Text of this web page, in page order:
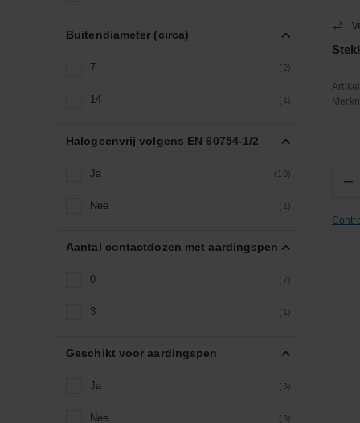
Buitendiameter (circa)
7 (2)
14 (1)
Halogeenvrij volgens EN 60754-1/2
Ja (10)
Nee (1)
Aantal contactdozen met aardingspen
0 (7)
3 (1)
Geschikt voor aardingspen
Ja (3)
Nee (3)
−